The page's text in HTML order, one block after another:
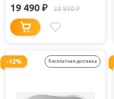
19 490 ₽ 20 930₽
-12% бесплатная доставка